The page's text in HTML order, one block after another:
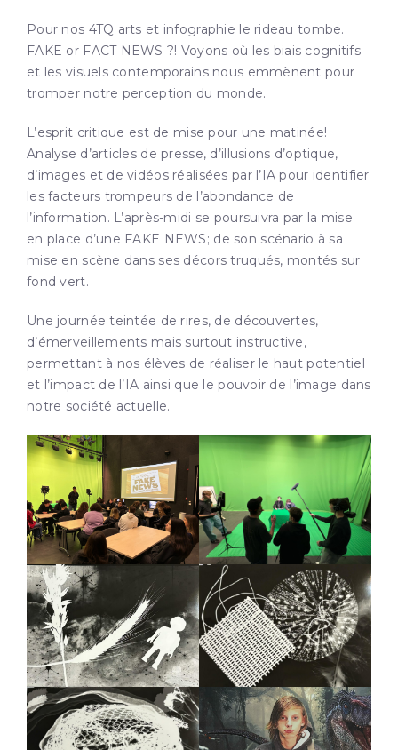
Pour nos 4TQ arts et infographie le rideau tombe.
FAKE or FACT NEWS ?! Voyons où les biais cognitifs
et les visuels contemporains nous emmènent pour
tromper notre perception du monde.
L’esprit critique est de mise pour une matinée!
Analyse d’articles de presse, d’illusions d’optique,
d’images et de vidéos réalisées par l’IA pour identifier
les facteurs trompeurs de l’abondance de
l’information. L’après-midi se poursuivra par la mise
en place d’une FAKE NEWS; de son scénario à sa
mise en scène dans ses décors truqués, montés sur
fond vert.
Une journée teintée de rires, de découvertes,
d’émerveillements mais surtout instructive,
permettant à nos élèves de réaliser le haut potentiel
et l’impact de l’IA ainsi que le pouvoir de l’image dans
notre société actuelle.